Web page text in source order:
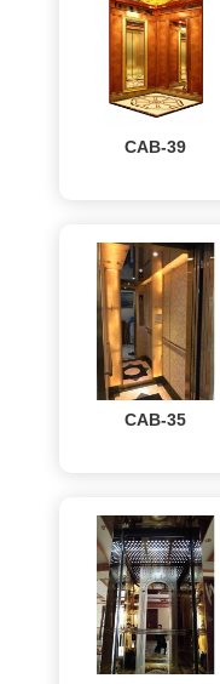
CAB-39
CAB-35